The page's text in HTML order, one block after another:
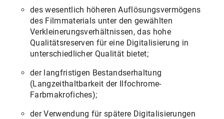
des wesentlich höheren Auflösungsvermögens
des Filmmaterials unter den gewählten
Verkleinerungsverhältnissen, das hohe
Qualitätsreserven für eine Digitalisierung in
unterschiedlicher Qualität bietet;
der langfristigen Bestandserhaltung
(Langzeithaltbarkeit der Ilfochrome-
Farbmakrofiches);
der Verwendung für spätere Digitalisierungen